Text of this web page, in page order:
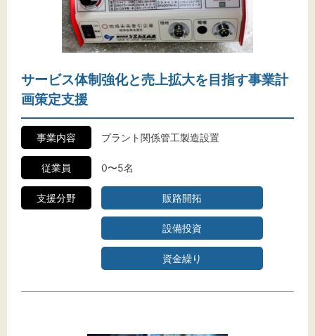
サービス体制強化と売上拡大を目指す事業計
画策定支援
事業内容 プラント関係管工製造設置
従業員 0〜5名
支援分野 販路開拓
設備投資
資金繰り